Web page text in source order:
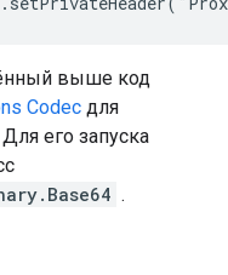
выше код
Codec для
его запуска
.